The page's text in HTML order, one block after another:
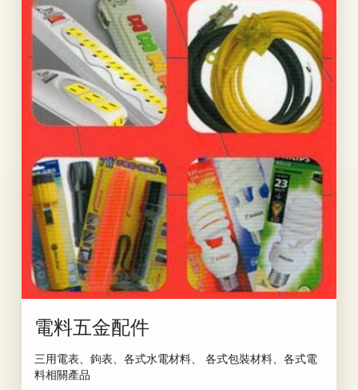
電料五金配件
三用電表、鉤表、各式水電材料、 各式包裝材料、各式電
料相關產品